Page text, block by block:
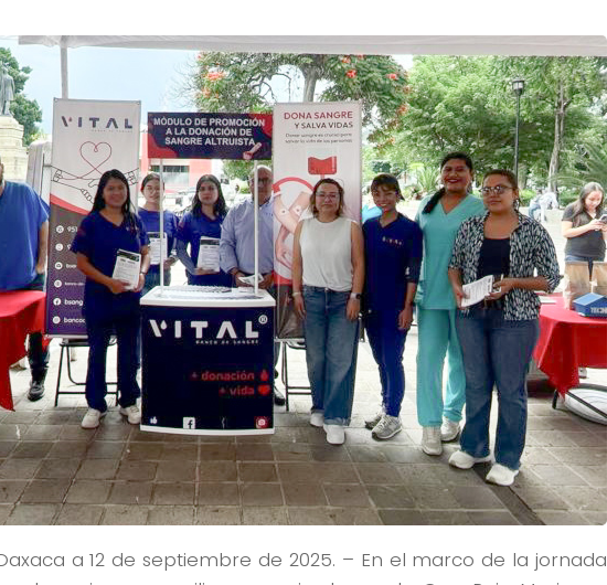
a 12 de septiembre de 2025. – En el marco de la jornada